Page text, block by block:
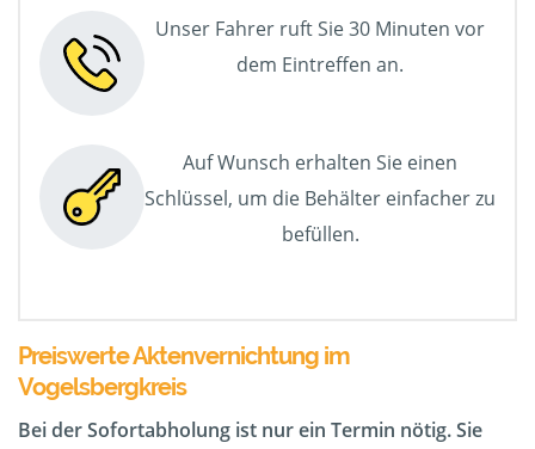
Unser Fahrer ruft Sie 30 Minuten vor
dem Eintreffen an.
Auf Wunsch erhalten Sie einen
Schlüssel, um die Behälter einfacher zu
befüllen.
Preiswerte Aktenvernichtung im
Vogelsbergkreis
Bei der Sofortabholung ist nur ein Termin nötig. Sie